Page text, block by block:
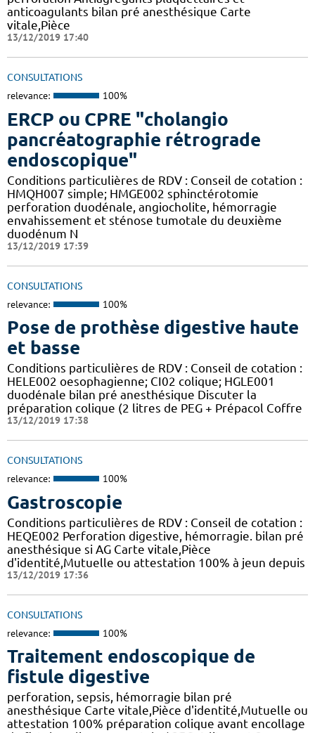
anticoagulants bilan pré anesthésique Carte
vitale,Pièce
13/12/2019 17:40
CONSULTATIONS
relevance: 100%
ERCP ou CPRE "cholangio
pancréatographie rétrograde
endoscopique"
Conditions particulières de RDV : Conseil de cotation :
HMQH007 simple; HMGE002 sphinctérotomie
perforation duodénale, angiocholite, hémorragie
envahissement et sténose tumotale du deuxième
duodénum N
13/12/2019 17:39
CONSULTATIONS
relevance: 100%
Pose de prothèse digestive haute
et basse
Conditions particulières de RDV : Conseil de cotation :
HELE002 oesophagienne; CI02 colique; HGLE001
duodénale bilan pré anesthésique Discuter la
préparation colique (2 litres de PEG + Prépacol Coffre
13/12/2019 17:38
CONSULTATIONS
relevance: 100%
Gastroscopie
Conditions particulières de RDV : Conseil de cotation :
HEQE002 Perforation digestive, hémorragie. bilan pré
anesthésique si AG Carte vitale,Pièce
d'identité,Mutuelle ou attestation 100% à jeun depuis
13/12/2019 17:36
CONSULTATIONS
relevance: 100%
Traitement endoscopique de
fistule digestive
perforation, sepsis, hémorragie bilan pré
anesthésique Carte vitale,Pièce d'identité,Mutuelle ou
attestation 100% préparation colique avant encollage